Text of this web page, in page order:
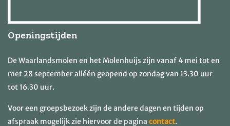
Openingstijden
De Waarlandsmolen en het Molenhuijs zijn vanaf 4 mei tot en
met 28 september alléén geopend op zondag van 13.30 uur
tot 16.30 uur.
Voor een groepsbezoek zijn de andere dagen en tijden op
afspraak mogelijk zie hiervoor de pagina contact.